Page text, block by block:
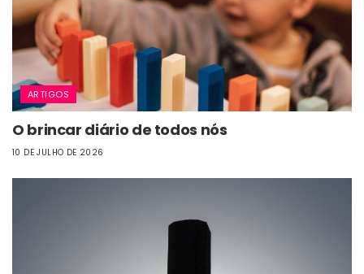
ARTIGOS
O brincar diário de todos nós
10 DE JULHO DE 2026